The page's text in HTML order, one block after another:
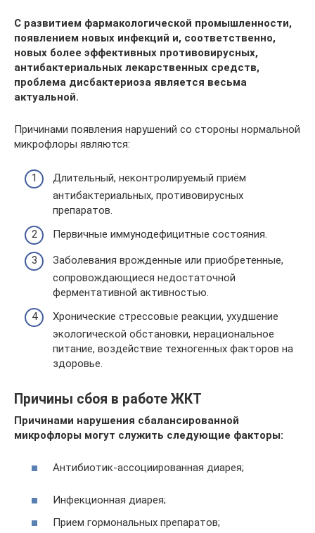
С развитием фармакологической промышленности,
появлением новых инфекций и, соответственно,
новых более эффективных противовирусных,
антибактериальных лекарственных средств,
проблема дисбактериоза является весьма
актуальной.
Причинами появления нарушений со стороны нормальной
микрофлоры являются:
Длительный, неконтролируемый приём
антибактериальных, противовирусных
препаратов.
Первичные иммунодефицитные состояния.
Заболевания врожденные или приобретенные,
сопровождающиеся недостаточной
ферментативной активностью.
Хронические стрессовые реакции, ухудшение
экологической обстановки, нерациональное
питание, воздействие техногенных факторов на
здоровье.
Причины сбоя в работе ЖКТ
Причинами нарушения сбалансированной
микрофлоры могут служить следующие факторы:
Антибиотик-ассоциированная диарея;
Инфекционная диарея;
Прием гормональных препаратов;